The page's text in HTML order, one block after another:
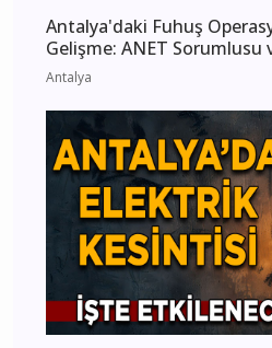
Antalya'daki Fuhuş
Gelişme: ANET Sorumlusu
Antalya